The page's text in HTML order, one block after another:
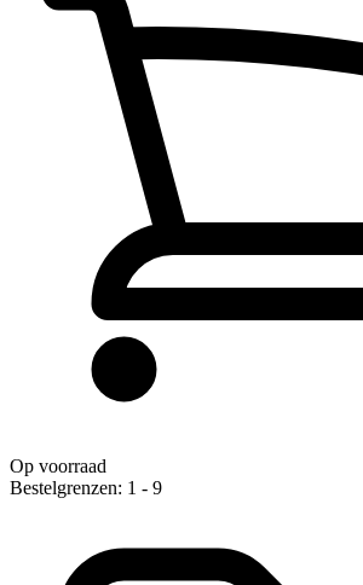
Op voorraad
Bestelgrenzen: 1 - 9